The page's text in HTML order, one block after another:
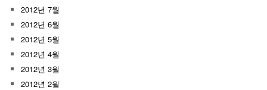
2012년 7월
2012년 6월
2012년 5월
2012년 4월
2012년 3월
2012년 2월